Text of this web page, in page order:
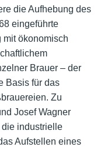
die Aufhebung des
eingeführte
ökonomisch
Brauer – der
Basis für das
Zu
Josef Wagner
industrielle
Aufstellen eines